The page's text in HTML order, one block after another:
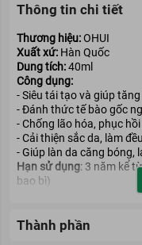
Thông tin chi tiết
Thương hiệu:OHUI
Xuất xứ: Hàn Quốc
Dung tích:40ml
Công dụng:
- Siêu tái tạo và giúp
- Đánh thức tế bào gốc
- Chống lão hóa, phục
- Cải thiện sắc da, làm
- Giúp làn da căng bóng,
Hạn sử dụng: 3 năm kể
bao bì)
Thành phần